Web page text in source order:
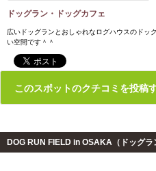
ドッグラン・ドッグカフェ
広いドッグランとおしゃれなログハウスのドッ
い空間です＾＾
このスポットのクチコミを投稿
DOG RUN FIELD in OSAKA（ドッグ